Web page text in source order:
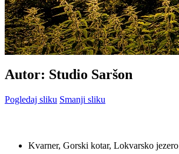
Autor: Studio Saršon
Pogledaj sliku Smanji sliku
Kvarner, Gorski kotar, Lokvarsko jezero